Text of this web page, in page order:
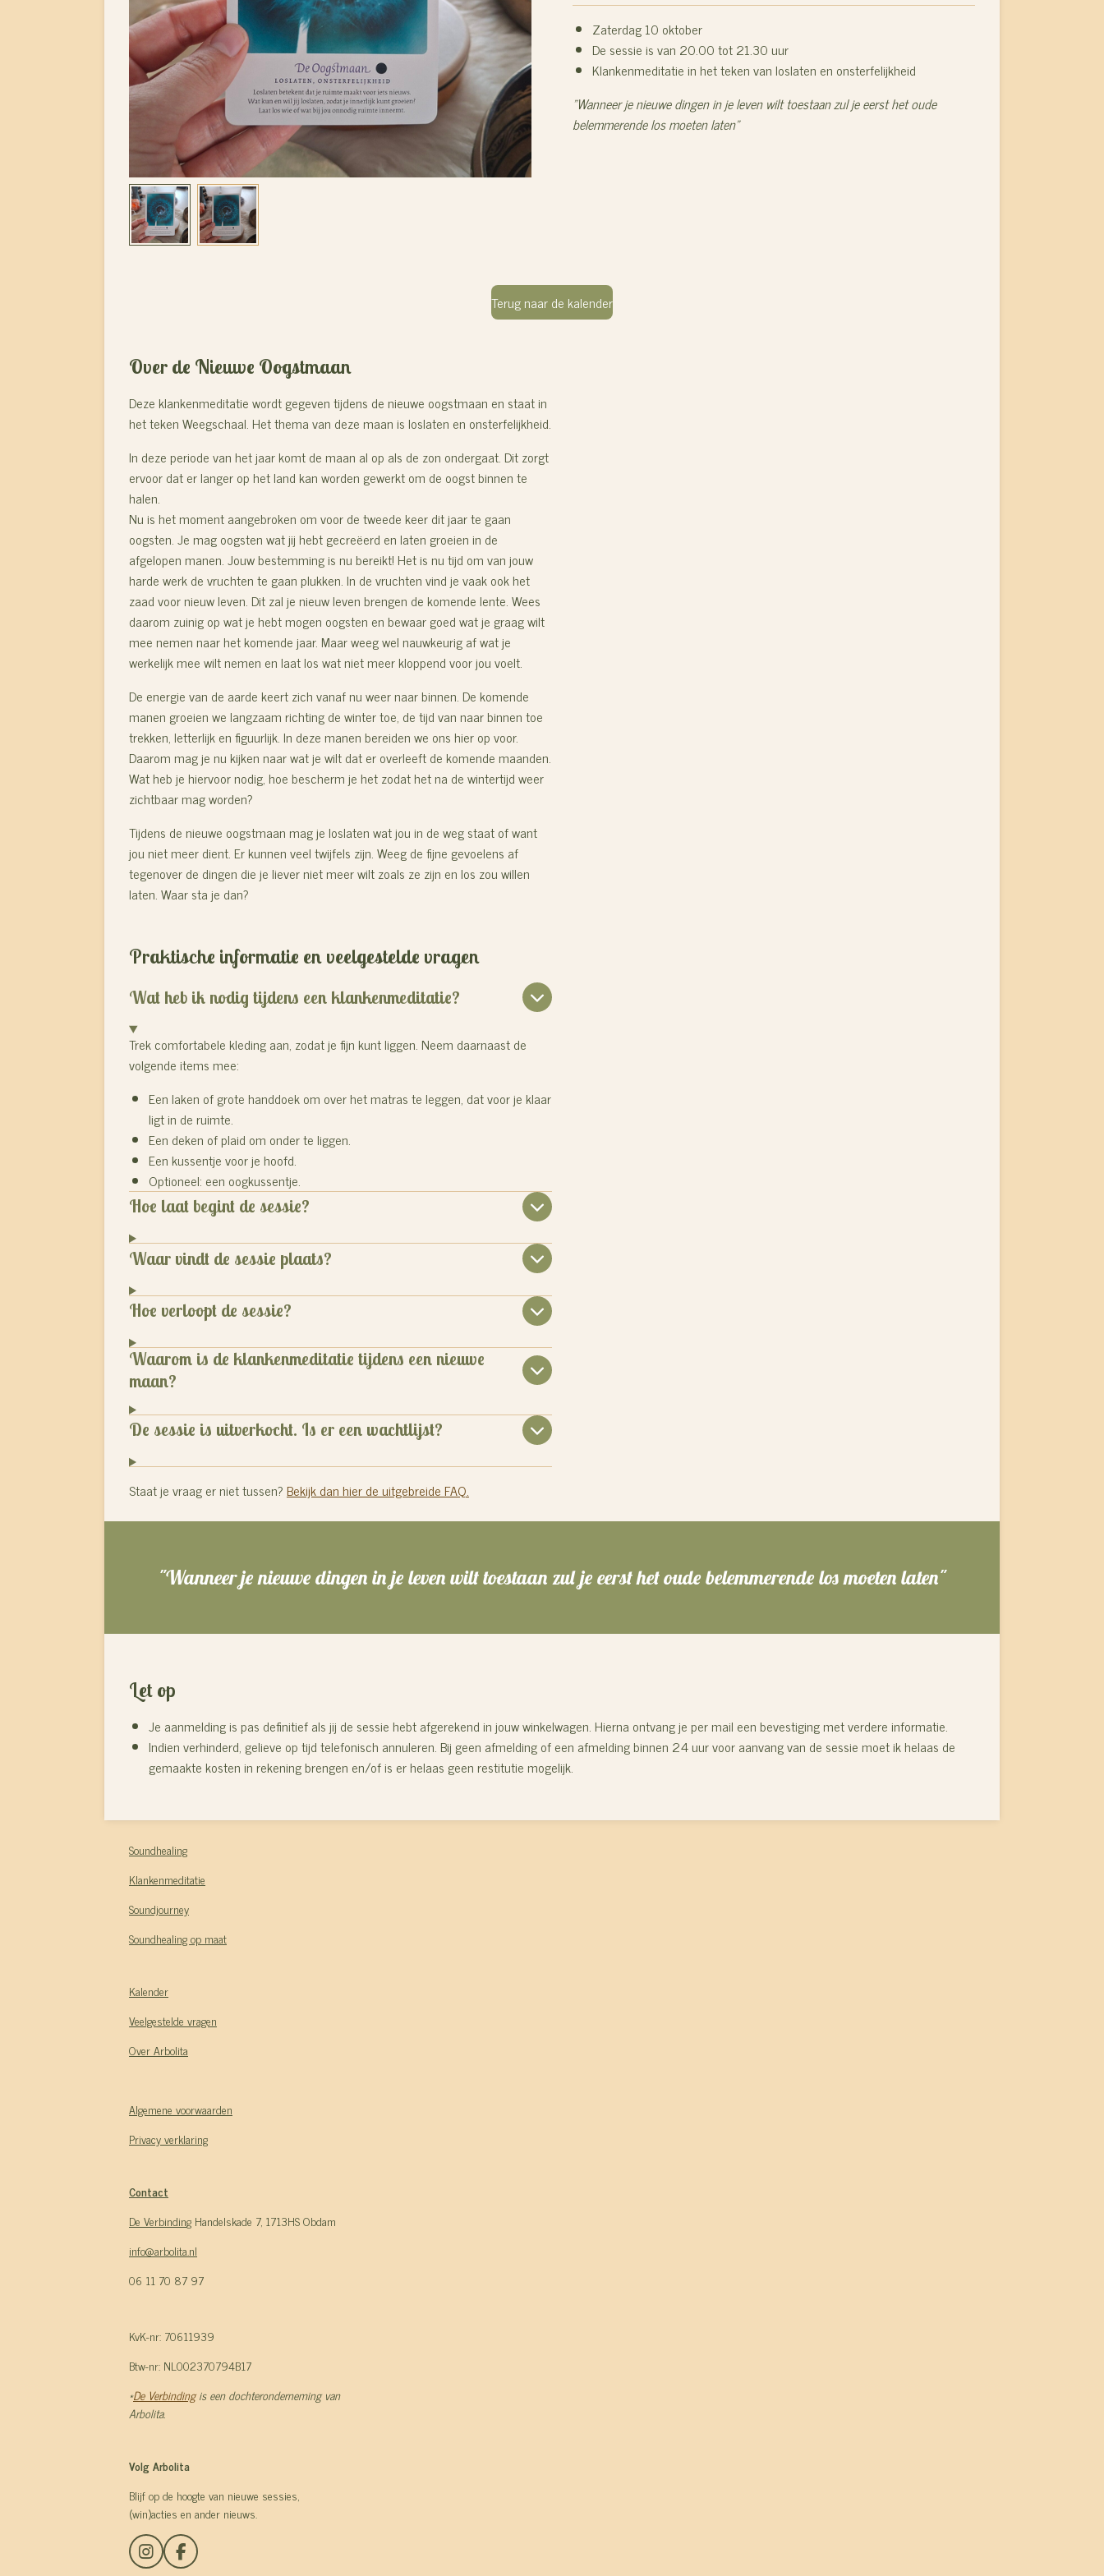
Zaterdag 10 oktober
De sessie is van 20.00 tot 21.30 uur
Klankenmeditatie in het teken van loslaten en onsterfelijkheid
"Wanneer je nieuwe dingen in je leven wilt toestaan zul je eerst het oude
belemmerende los moeten laten"
Terug naar de kalender
Over de Nieuwe Oogstmaan
Deze klankenmeditatie wordt gegeven tijdens de nieuwe oogstmaan en staat in
het teken Weegschaal. Het thema van deze maan is loslaten en onsterfelijkheid.
In deze periode van het jaar komt de maan al op als de zon ondergaat. Dit zorgt
ervoor dat er langer op het land kan worden gewerkt om de oogst binnen te
halen.
Nu is het moment aangebroken om voor de tweede keer dit jaar te gaan
oogsten. Je mag oogsten wat jij hebt gecreëerd en laten groeien in de
afgelopen manen. Jouw bestemming is nu bereikt! Het is nu tijd om van jouw
harde werk de vruchten te gaan plukken. In de vruchten vind je vaak ook het
zaad voor nieuw leven. Dit zal je nieuw leven brengen de komende lente. Wees
daarom zuinig op wat je hebt mogen oogsten en bewaar goed wat je graag wilt
mee nemen naar het komende jaar. Maar weeg wel nauwkeurig af wat je
werkelijk mee wilt nemen en laat los wat niet meer kloppend voor jou voelt.
De energie van de aarde keert zich vanaf nu weer naar binnen. De komende
manen groeien we langzaam richting de winter toe, de tijd van naar binnen toe
trekken, letterlijk en figuurlijk. In deze manen bereiden we ons hier op voor.
Daarom mag je nu kijken naar wat je wilt dat er overleeft de komende maanden.
Wat heb je hiervoor nodig, hoe bescherm je het zodat het na de wintertijd weer
zichtbaar mag worden?
Tijdens de nieuwe oogstmaan mag je loslaten wat jou in de weg staat of want
jou niet meer dient. Er kunnen veel twijfels zijn. Weeg de fijne gevoelens af
tegenover de dingen die je liever niet meer wilt zoals ze zijn en los zou willen
laten. Waar sta je dan?
Praktische informatie en veelgestelde vragen
Wat heb ik nodig tijdens een klankenmeditatie?
Trek comfortabele kleding aan, zodat je fijn kunt liggen. Neem daarnaast de
volgende items mee:
Een laken of grote handdoek om over het matras te leggen, dat voor je klaar
ligt in de ruimte.
Een deken of plaid om onder te liggen.
Een kussentje voor je hoofd.
Optioneel: een oogkussentje.
Hoe laat begint de sessie?
Waar vindt de sessie plaats?
Hoe verloopt de sessie?
Waarom is de klankenmeditatie tijdens een nieuwe
maan?
De sessie is uitverkocht. Is er een wachtlijst?
Staat je vraag er niet tussen?Bekijk dan hier de uitgebreide FAQ.
"Wanneer je nieuwe dingen in je leven wilt toestaan zul je eerst het oude belemmerende los moeten laten"
Let op
Je aanmelding is pas definitief als jij de sessie hebt afgerekend in jouw winkelwagen. Hierna ontvang je per mail een bevestiging met verdere informatie.
Indien verhinderd, gelieve op tijd telefonisch annuleren. Bij geen afmelding of een afmelding binnen 24 uur voor aanvang van de sessie moet ik helaas de
gemaakte kosten in rekening brengen en/of is er helaas geen restitutie mogelijk.
Soundhealing
Klankenmeditatie
Soundjourney
Soundhealing op maat
Kalender
Veelgestelde vragen
Over Arbolita
Algemene voorwaarden
Privacy verklaring
Contact
De Verbinding Handelskade 7, 1713HS Obdam
info@arbolita.nl
06 11 70 87 97
KvK-nr: 70611939
Btw-nr: NL002370794B17
*De Verbindingis een dochteronderneming van
Arbolita.
Volg Arbolita
Blijf op de hoogte van nieuwe sessies,
(win)acties en ander nieuws.
I F